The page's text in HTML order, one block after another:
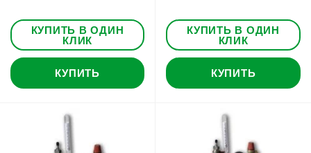
КУПИТЬ В ОДИН
КЛИК
КУПИТЬ
КУПИТЬ В ОДИН
КЛИК
КУПИТЬ